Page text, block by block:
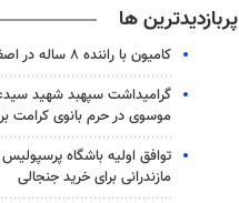
پربازدیدترین ها
کامیون با راننده ۸ ساله در اصفهان توقیف شد
گرامیداشت سپهبد شهید
موسوی در حرم بانوی کرامت
توافق اولیه باشگاه
مازندرانی برای خرید جنجالی